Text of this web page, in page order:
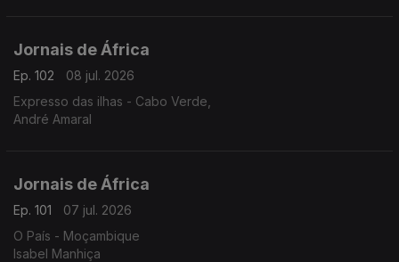
Jornais de África
Ep. 102
08 jul. 2026
Expresso das ilhas - Cabo Verde,
André Amaral
Jornais de África
Ep. 101
07 jul. 2026
O País - Moçambique
Isabel Manhiça